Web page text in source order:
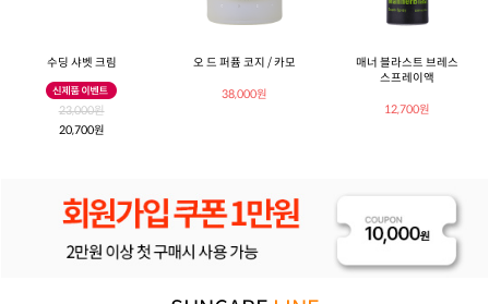
수딩 샤벳 크림
23,000원
20,700원
오 드 퍼퓸 코지 / 카모
38,000원
매너 블라스트 브레스
스프레이액
12,700원